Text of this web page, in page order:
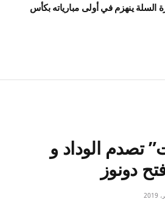
السلة ينهزم في أولى مبارياته بكأس
تصدم الوداد و
دونوز